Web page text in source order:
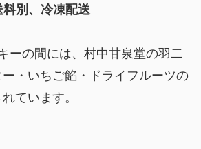
別、冷凍配送
ーの間には、村中甘泉堂の羽二
・いちご餡・ドライフルーツの
ています。